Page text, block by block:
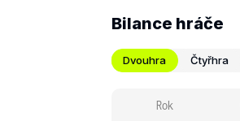
Bilance hráče
Dvouhra Čtyřhra
Rok